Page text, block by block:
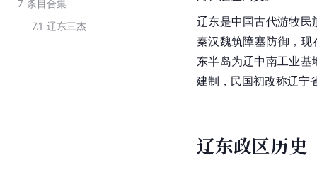
7 条目合集
7.1 辽东三杰
辽东是中国古代游牧民
秦汉魏筑障塞防御，
东半岛为辽中南工业
建制，民国初改称辽宁
辽东政区历史